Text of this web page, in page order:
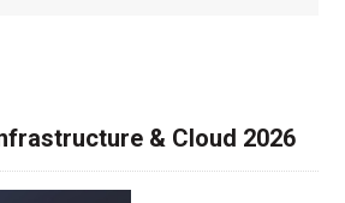
& Cloud 2026